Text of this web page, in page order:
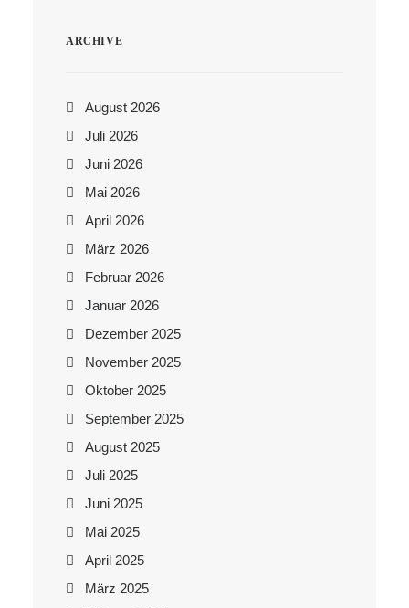
ARCHIVE
August 2026
Juli 2026
Juni 2026
Mai 2026
April 2026
März 2026
Februar 2026
Januar 2026
Dezember 2025
November 2025
Oktober 2025
September 2025
August 2025
Juli 2025
Juni 2025
Mai 2025
April 2025
März 2025